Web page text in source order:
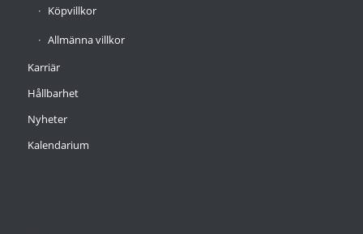
Köpvillkor
Allmänna villkor
Karriär
Hållbarhet
Nyheter
Kalendarium